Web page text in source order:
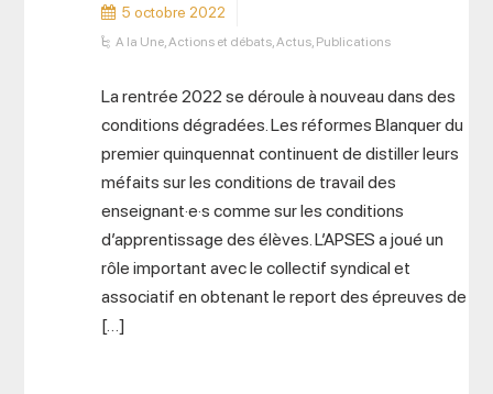
5 octobre 2022
A la Une,Actions et débats,Actus, Publications
La rentrée 2022 se déroule à nouveau dans des
conditions dégradées. Les réformes Blanquer du
premier quinquennat continuent de distiller leurs
méfaits sur les conditions de travail des
enseignant·e·s comme sur les conditions
d’apprentissage des élèves. L’APSES a joué un
rôle important avec le collectif syndical et
associatif en obtenant le report des épreuves de
[…]